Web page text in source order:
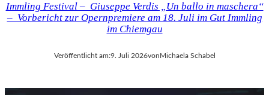
Immling Festival – Giuseppe Verdis „Un ballo in maschera“
– Vorbericht zur Opernpremiere am 18. Juli im Gut Immling
im Chiemgau
Veröffentlicht am:9. Juli 2026vonMichaela Schabel